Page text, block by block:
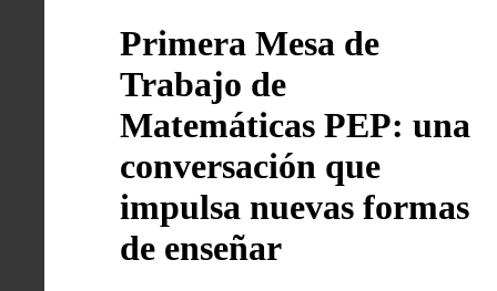
Primera Mesa de
Trabajo de
Matemáticas PEP: una
conversación que
impulsa nuevas formas
de enseñar